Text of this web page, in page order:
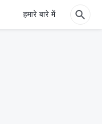
हमारे बारे में